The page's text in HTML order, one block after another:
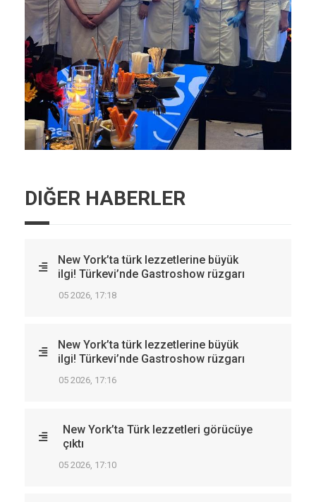
DIĞER HABERLER
New York’ta türk lezzetlerine büyük
ilgi! Türkevi’nde Gastroshow rüzgarı
05 2026, 17:18
New York’ta türk lezzetlerine büyük
ilgi! Türkevi’nde Gastroshow rüzgarı
05 2026, 17:16
New York’ta Türk lezzetleri görücüye
çıktı
05 2026, 17:10